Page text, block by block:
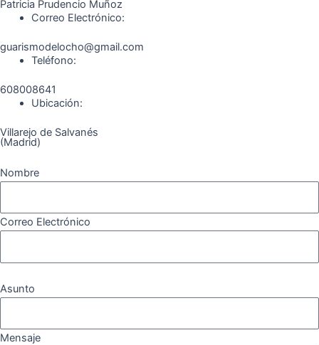
m
Patricia Prudencio Muñoz
Correo Electrónico:
guarismodelocho@gmail.com
Teléfono:
608008641
Ubicación:
Villarejo de Salvanés
(Madrid)
Nombre
Correo Electrónico
Asunto
Mensaje